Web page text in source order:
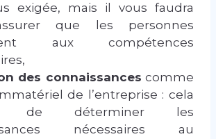
exigée, mais il vous faudra
que les personnes
aux compétences
des connaissances comme
de l’entreprise : cela
de déterminer les
nécessaires au